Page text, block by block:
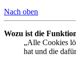
Nach oben
Wozu ist die
„Alle Cookies
hat und die